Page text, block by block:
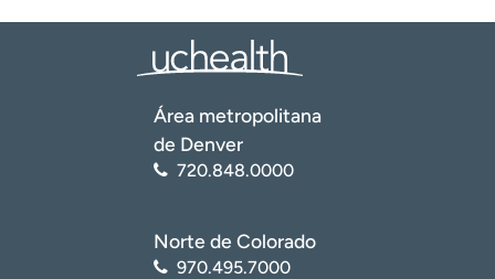
Área metropolitana
de Denver
720.848.0000
Norte de Colorado
970.495.7000